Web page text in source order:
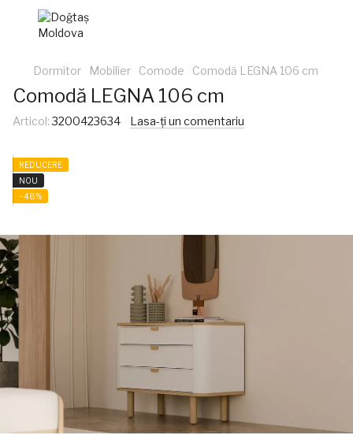
Dormitor Mobilier Comode Comodă LEGNA 106 cm
Comodă LEGNA 106 cm
Articol:3200423634 Lasa-ți un comentariu
REDUCERE
NOU
−48%